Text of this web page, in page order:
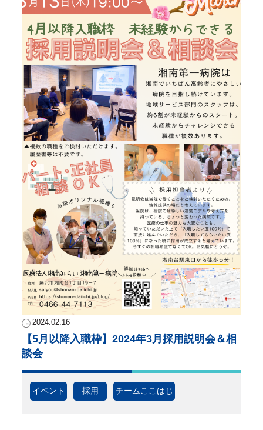
2024.02.16
【5月以降入職枠】2024年3月採用説明会＆相
談会
イベント 採用 チームここはじ